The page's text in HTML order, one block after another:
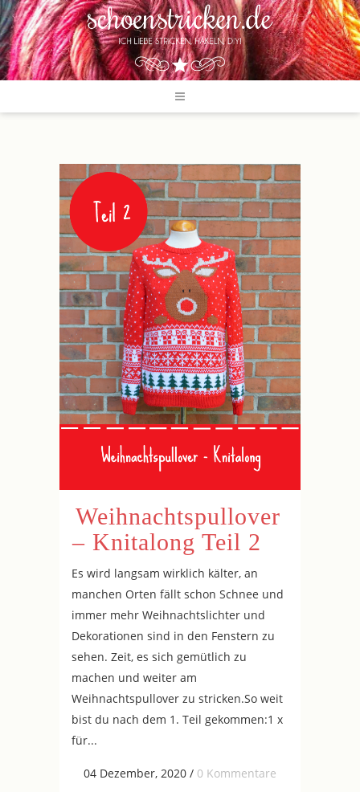
Weihnachtspullover
– Knitalong Teil 2
Es wird langsam wirklich kälter, an
manchen Orten fällt schon Schnee und
immer mehr Weihnachtslichter und
Dekorationen sind in den Fenstern zu
sehen. Zeit, es sich gemütlich zu
machen und weiter am
Weihnachtspullover zu stricken.So weit
bist du nach dem 1. Teil gekommen:1 x
für...
04 Dezember, 2020 / 0 Kommentare